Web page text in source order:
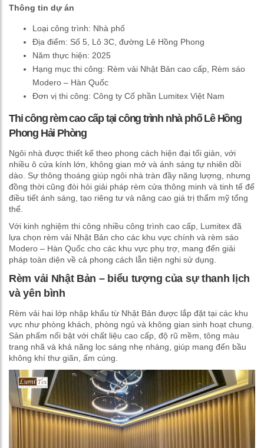
Thông tin dự án
Loại công trình: Nhà phố
Địa điểm: Số 5, Lô 3C, đường Lê Hồng Phong
Năm thực hiện: 2025
Hạng mục thi công: Rèm vải Nhật Bản cao cấp, Rèm sáo
Modero – Hàn Quốc
Đơn vị thi công: Công ty Cổ phần Lumitex Việt Nam
Thi công rèm cao cấp tại công trình nhà phố Lê Hồng
Phong Hải Phòng
Ngôi nhà được thiết kế theo phong cách hiện đại tối giản, với
nhiều ô cửa kính lớn, không gian mở và ánh sáng tự nhiên dồi
dào. Sự thông thoáng giúp ngôi nhà tràn đầy năng lượng, nhưng
đồng thời cũng đòi hỏi giải pháp rèm cửa thông minh và tinh tế để
điều tiết ánh sáng, tạo riêng tư và nâng cao giá trị thẩm mỹ tổng
thể.
Với kinh nghiệm thi công nhiều công trình cao cấp, Lumitex đã
lựa chọn rèm vải Nhật Bản cho các khu vực chính và rèm sáo
Modero – Hàn Quốc cho các khu vực phụ trợ, mang đến giải
pháp toàn diện về cả phong cách lẫn tiện nghi sử dụng.
Rèm vải Nhật Bản – biểu tượng của sự thanh lịch
và yên bình
Rèm vải hai lớp nhập khẩu từ Nhật Bản được lắp đặt tại các khu
vực như phòng khách, phòng ngủ và không gian sinh hoạt chung.
Sản phẩm nổi bật với chất liệu cao cấp, độ rũ mềm, tông màu
trang nhã và khả năng lọc sáng nhẹ nhàng, giúp mang đến bầu
không khí thư giãn, ấm cúng.